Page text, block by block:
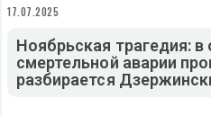
17.07.2025
Ноябрьская трагедия: в
смертельной аварии
разбирается